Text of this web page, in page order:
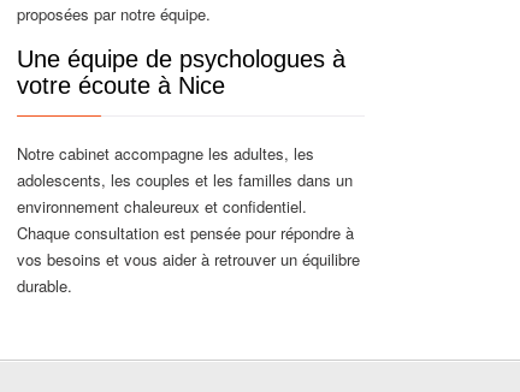
proposées par notre équipe.
Une équipe de psychologues à
votre écoute à Nice
Notre cabinet accompagne les adultes, les
adolescents, les couples et les familles dans un
environnement chaleureux et confidentiel.
Chaque consultation est pensée pour répondre à
vos besoins et vous aider à retrouver un équilibre
durable.